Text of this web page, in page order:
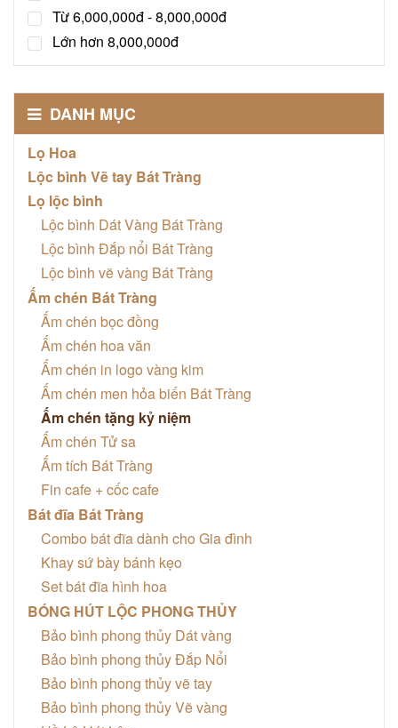
Từ 6,000,000đ - 8,000,000đ
Lớn hơn 8,000,000đ
DANH MỤC
Lọ Hoa
Lộc bình Vẽ tay Bát Tràng
Lọ lộc bình
Lộc bình Dát Vàng Bát Tràng
Lộc bình Đắp nổi Bát Tràng
Lộc bình vẽ vàng Bát Tràng
Ấm chén Bát Tràng
Ấm chén bọc đồng
Ấm chén hoa văn
Ấm chén in logo vàng kim
Ấm chén men hỏa biến Bát Tràng
Ấm chén tặng kỷ niệm
Ấm chén Tử sa
Ấm tích Bát Tràng
Fin cafe + cốc cafe
Bát đĩa Bát Tràng
Combo bát đĩa dành cho Gia đình
Khay sứ bày bánh kẹo
Set bát đĩa hình hoa
BÓNG HÚT LỘC PHONG THỦY
Bảo bình phong thủy Dát vàng
Bảo bình phong thủy Đắp Nổi
Bảo bình phong thủy vẽ tay
Bảo bình phong thủy Vẽ vàng